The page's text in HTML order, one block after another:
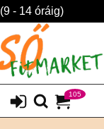
- 14 óráig)
105